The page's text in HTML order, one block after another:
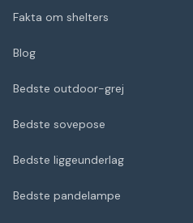
Fakta om shelters
Blog
Bedste outdoor-grej
Bedste sovepose
Bedste liggeunderlag
Bedste pandelampe